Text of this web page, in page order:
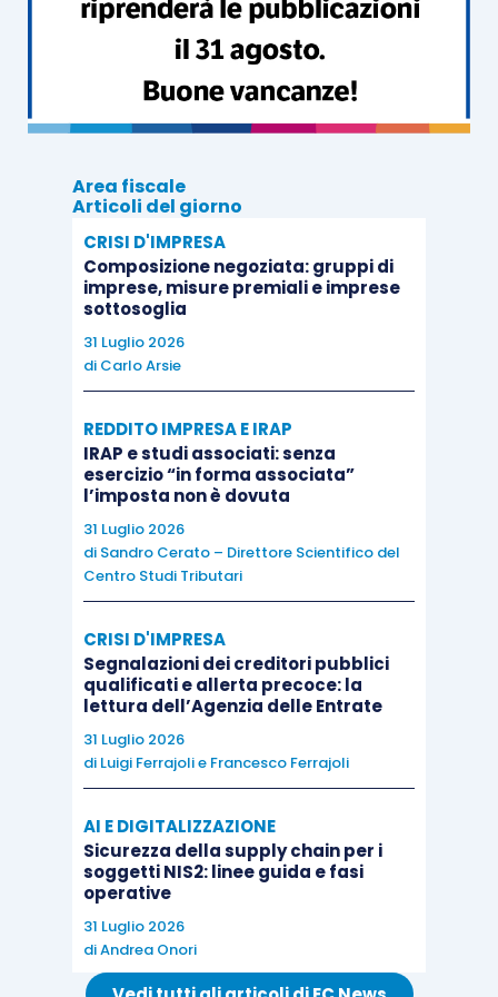
consultazione dei dati dal 1° luglio al 31 ottobre
, essendo stato altresì previsto uno
slittamento deltermine finale, originariamente
fissato al 2 settembre.
Tale adesione consentirà di
fino al 31 dicembre del secondo anno
successivo a quella di
ricezione della fattura
elettronica da parte dello Sdi,essendo prevista
la cancellazione entro i 60 giorni successivi al
termine del periodo di consultazione
L’adesione potrà avvenire anche per mezzo di
intermediari delegati.
chepotranno assumere rilievoesclusivamente
deleghe acquisite dopo l’emanazione del
anticipato, ha introdotto le
consultazione e download delle fatture
elettroniche , recependo le indicazioni del
Garante della privacy
con la Faq n. 61 del 18.04.2019, “le deleghe
conferite agli intermediari in un momento
antecedente alla data del 21 dicembre 2018 non
consentiranno agli intermediari di effettuare
conto dei propri clienti –l’adesione al servizio di
Area fiscale
Articoli del giorno
CRISI D'IMPRESA
Composizione negoziata: gruppi di
imprese, misure premiali e imprese
sottosoglia
31 Luglio 2026
di Carlo Arsie
REDDITO IMPRESA E IRAP
IRAP e studi associati: senza
esercizio “in forma associata”
l’imposta non è dovuta
31 Luglio 2026
di Sandro Cerato – Direttore Scientifico del
Centro Studi Tributari
CRISI D'IMPRESA
Segnalazioni dei creditori pubblici
qualificati e allerta precoce: la
lettura dell’Agenzia delle Entrate
31 Luglio 2026
di Luigi Ferrajolie Francesco Ferrajoli
AI E DIGITALIZZAZIONE
Sicurezza della supply chain per i
soggetti NIS2: linee guida e fasi
operative
31 Luglio 2026
diAndrea Onori